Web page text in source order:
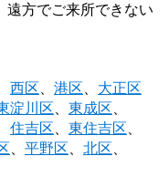
遠方でご来所できない
西区 港区
大正区
淀川区 東成区
住吉区 東住吉区
平野区 北区